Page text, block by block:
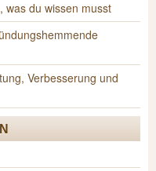
was du wissen musst
Verbesserung und